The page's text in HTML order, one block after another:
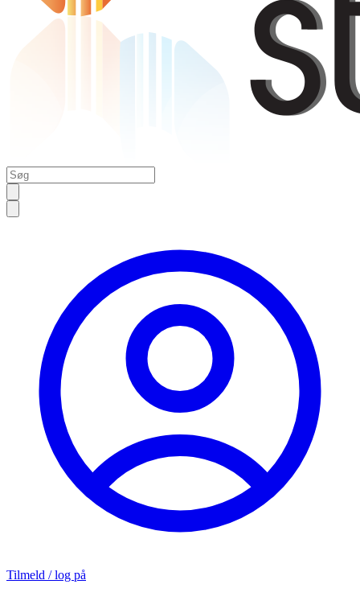
Tilmeld / log på